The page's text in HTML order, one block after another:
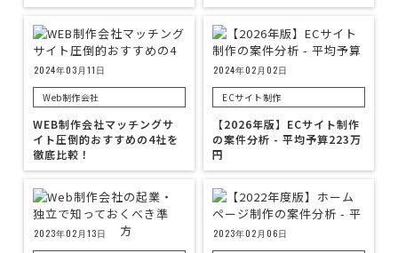
2024年03月11日
Web制作会社
WEB制作会社マッチングサ
イト圧倒的おすすめの4社を
徹底比較！
2024年02月02日
ECサイト制作
【2026年版】ECサイト制作
の案件分析 - 平均予算223万
円
2023年02月13日 2023年02月06日